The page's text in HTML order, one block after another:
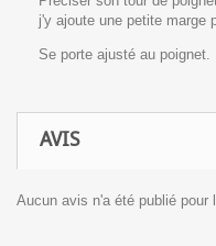
j'y ajoute une petite marge
Se porte ajusté au poignet.
AVIS
Aucun avis n'a été publié pour